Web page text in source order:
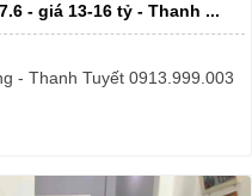
- giá 13-16 tỷ - Thanh ...
- Thanh Tuyết 0913.999.003